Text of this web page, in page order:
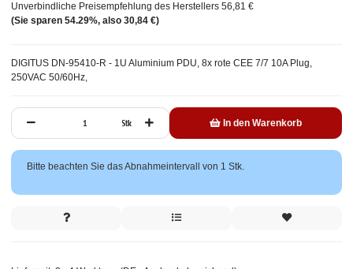
DIGITUS DN-95410-R - 1U Aluminium PDU, 8x rote CEE 7/7 10A Plug,
250VAC 50/60Hz,
Unverbindliche Preisempfehlung des Herstellers 56,81 €
(Sie sparen 54.29%, also 30,84 €)
Stk In den Warenkorb
xBitte beachten Sie das Abnahmeintervall von 1 Stk.